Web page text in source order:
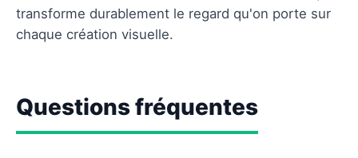
transforme durablement le regard qu'on porte sur
chaque création visuelle.
Questions fréquentes